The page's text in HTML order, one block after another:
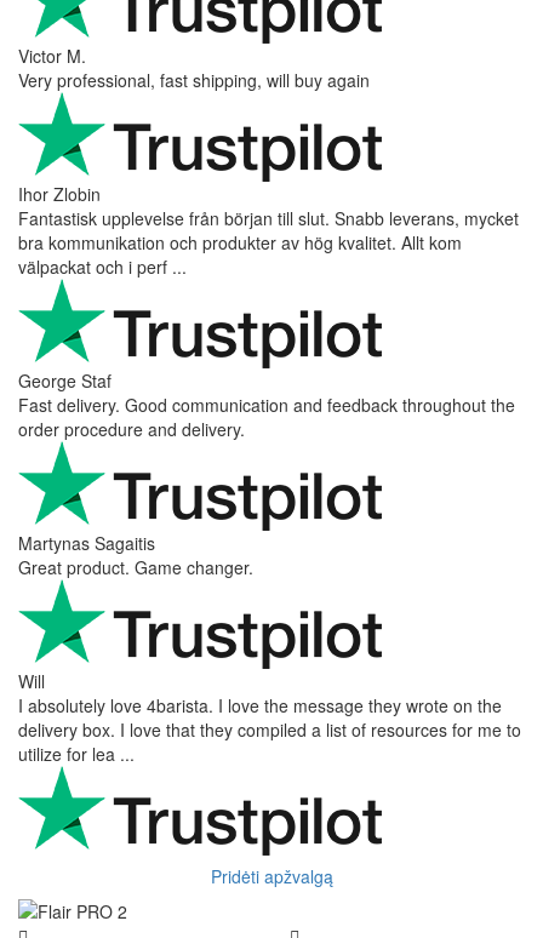
Victor M.
Very professional, fast shipping, will buy again
Ihor Zlobin
Fantastisk upplevelse från början till slut. Snabb leverans, mycket
bra kommunikation och produkter av hög kvalitet. Allt kom
välpackat och i perf ...
George Staf
Fast delivery. Good communication and feedback throughout the
order procedure and delivery.
Martynas Sagaitis
Great product. Game changer.
Will
I absolutely love 4barista. I love the message they wrote on the
delivery box. I love that they compiled a list of resources for me to
utilize for lea ...
Pridėti apžvalgą